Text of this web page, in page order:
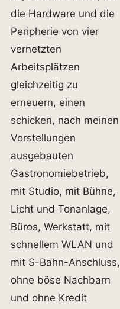
die Hardware und die
Peripherie von vier
vernetzten
Arbeitsplätzen
gleichzeitig zu
erneuern, einen
schicken, nach meinen
Vorstellungen
ausgebauten
Gastronomiebetrieb,
mit Studio, mit Bühne,
Licht und Tonanlage,
Büros, Werkstatt, mit
schnellem WLAN und
mit S-Bahn-Anschluss,
ohne böse Nachbarn
und ohne Kredit